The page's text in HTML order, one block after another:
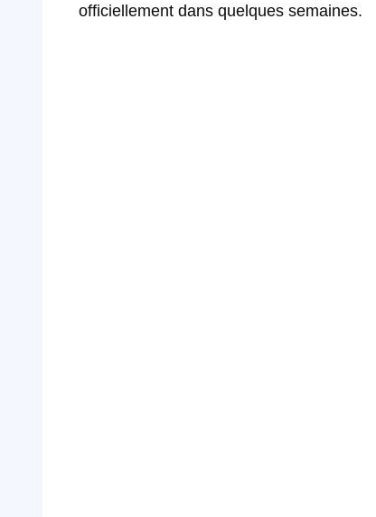
officiellement dans quelques semaines.